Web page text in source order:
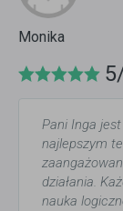
Monika
Pani Inga
najlepszym
działania.
nauka